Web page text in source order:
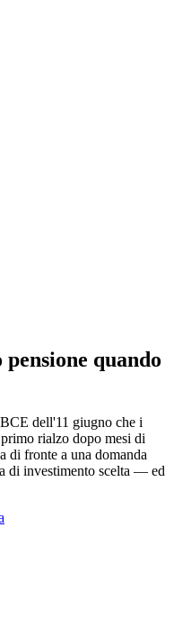
pensione quando
dell'11 giugno che i
rialzo dopo mesi di
di fronte a una domanda
di investimento scelta — ed